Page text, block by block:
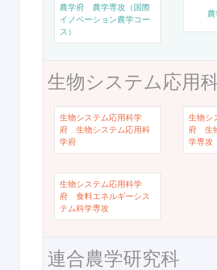
農学府 農学専攻（国際
イノベーション農学コー
ス）
生物システム応用
生物システム応用科学
府 生物システム応用科
学府
生物シ
府 生
学専攻
生物システム応用科学
府 食料エネルギーシス
テム科学専攻
連合農学研究科